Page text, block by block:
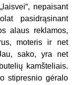
nepaisant
pasidrąsinant
alaus reklamos,
moteris ir net
sako, yra net
kamšteliais.
stipresnio gėralo